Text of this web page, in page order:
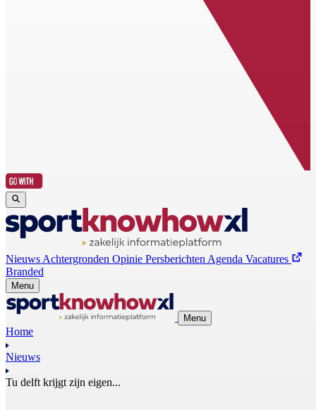
Nieuws Achtergronden Opinie Persberichten Agenda Vacatures
Branded
Menu
Menu
Home
Nieuws
Tu delft krijgt zijn eigen...